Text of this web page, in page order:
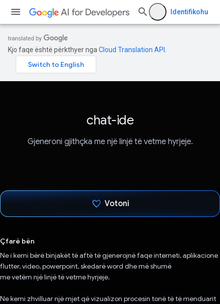
Identifikohu
Kjo faqe është përkthyer nga Cloud Translation API
chat-ide
Gjeneroni gjithçka me një linjë të vetme hyrjeje.
Votoni
Çfarë bën
Ne i kemi bërë binjakët të aftë të gjenerojnë faqe interneti, aplikacione
flutter, video, powerpoint, skedarë word dhe më shumë
me vetëm një linjë të vetme hyrjeje.
Ne kemi zhvilluar një mjet që vizualizon procesin tonë të të menduarit